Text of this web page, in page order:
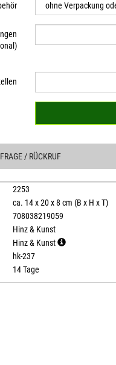
/ RÜCKRUF
2253
ca. 14 x 20 x 8 cm (B x H x T)
708038219059
Hinz & Kunst
Hinz & Kunst
hk-237
14 Tage